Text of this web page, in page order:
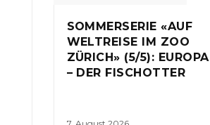
SOMMERSERIE «AUF
WELTREISE IM ZOO
ZÜRICH» (5/5): EUROPA
– DER FISCHOTTER